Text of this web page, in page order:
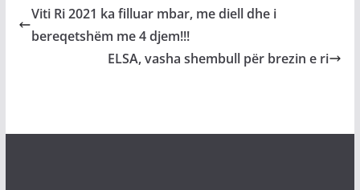
Viti Ri 2021 ka filluar mbar, me diell dhe i
bereqetshëm me 4 djem!!!
ELSA, vasha shembull për brezin e ri